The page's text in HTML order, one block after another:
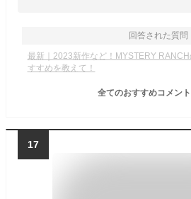
回答された質問
最新｜2023新作など！MYSTERY
すすめを教えて！
全てのおすすめコメント
17